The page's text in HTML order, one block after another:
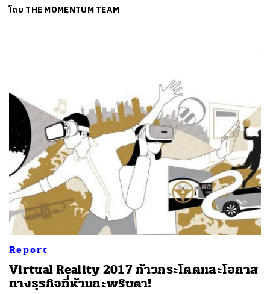
โดย THE MOMENTUM TEAM
Report
Virtual Reality 2017 ก้าวกระโดดและโอกาส
ทางธุรกิจที่ห้ามกะพริบตา!